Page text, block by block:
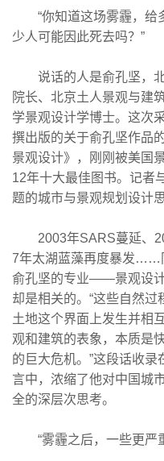
“你知道这场雾霾，给
少人可能因此死去吗？”
说话的人是俞孔坚，北
院长、北京土人景观与建
学景观设计学博士。这次
撰出版的关于俞孔坚作品
景观设计》，刚刚被美国
12年十大最佳图书。记者
题的城市与景观规划设计
2003年SARS蔓延、
7年太湖蓝藻再度暴发……
俞孔坚的专业——景观设
却是相关的。“这些自然
土地这个界面上发生并相
观和建筑的表象，本质是
的巨大危机。”这段话收
言中，浓缩了他对中国城
全的深层次思考。
“雾霾之后，一些更严